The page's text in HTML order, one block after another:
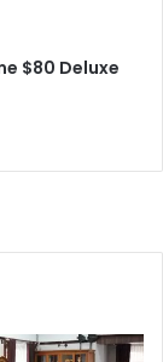
$80 Deluxe